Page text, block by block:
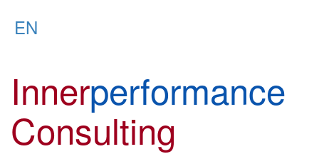
EN
Innerperformance
Consulting